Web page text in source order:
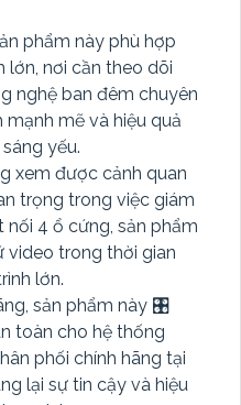
phẩm này phù hợp
lớn, nơi cần theo dõi
nghệ ban đêm chuyên
mẽ và hiệu quả
yếu.
xem được cảnh quan
trọng trong việc giám
nối 4 ổ cứng, sản phẩm
video trong thời gian
lớn.
sản phẩm này 🎛
toàn cho hệ thống
phối chính hãng tại
lại sự tin cậy và hiệu